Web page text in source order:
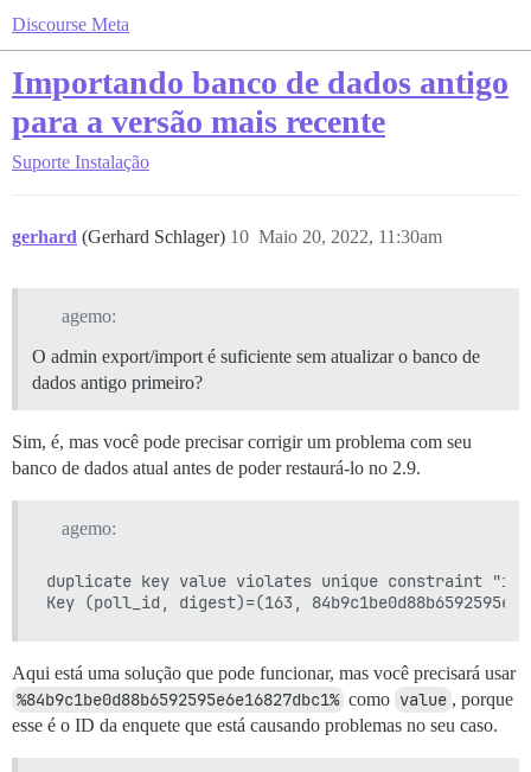
Discourse Meta
Importando banco de dados antigo
para a versão mais recente
Suporte Instalação
gerhard (Gerhard Schlager) Maio 20, 2022, 11:30am
10
agemo:
O admin export/import é suficiente sem atualizar o banco de
dados antigo primeiro?
Sim, é, mas você pode precisar corrigir um problema com seu
banco de dados atual antes de poder restaurá-lo no 2.9.
agemo:
duplicate key value violates unique constraint
Aqui está uma solução que pode funcionar, mas você precisará usar
%84b9c1be0d88b6592595e6e16827dbc1% como value , porque
esse é o ID da enquete que está causando problemas no seu caso.